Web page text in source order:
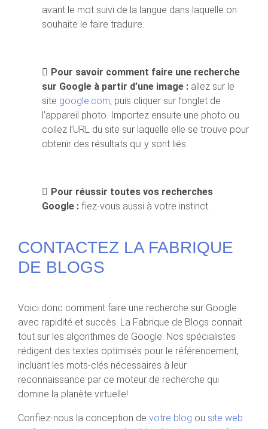
avant le mot suivi de la langue dans laquelle on
souhaite le faire traduire.
Pour savoir comment faire une recherche
sur Google à partir d’une image : allez sur le
site google.com, puis cliquer sur l’onglet de
l’appareil photo. Importez ensuite une photo ou
collez l’URL du site sur laquelle elle se trouve pour
obtenir des résultats qui y sont liés.
Pour réussir toutes vos recherches
Google : fiez-vous aussi à votre instinct.
CONTACTEZ LA FABRIQUE
DE BLOGS
Voici donc comment faire une recherche sur Google
avec rapidité et succès. La Fabrique de Blogs connait
tout sur les algorithmes de Google. Nos spécialistes
rédigent des textes optimisés pour le référencement,
incluant les mots-clés nécessaires à leur
reconnaissance par ce moteur de recherche qui
domine la planète virtuelle!
Confiez-nous la conception de votre blog ou site web